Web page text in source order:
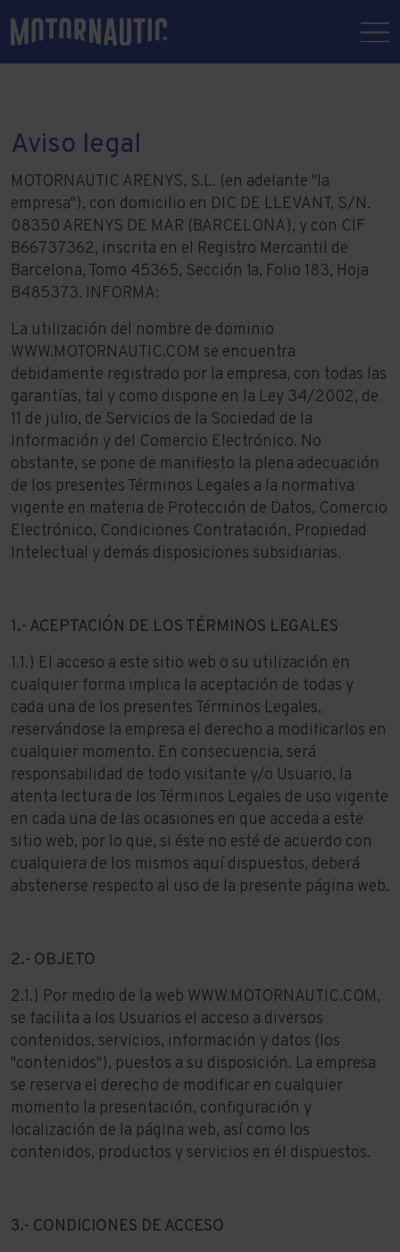
Aviso legal
MOTORNAUTIC ARENYS, S.L. (en adelante "la
empresa"), con domicilio en DIC DE LLEVANT, S/N.
08350 ARENYS DE MAR (BARCELONA), y con CIF
B66737362, inscrita en el Registro Mercantil de
Barcelona, Tomo 45365, Sección 1a, Folio 183, Hoja
B485373. INFORMA:
La utilización del nombre de dominio
WWW.MOTORNAUTIC.COM se encuentra
debidamente registrado por la empresa, con todas las
garantías, tal y como dispone en la Ley 34/2002, de
11 de julio, de Servicios de la Sociedad de la
Información y del Comercio Electrónico. No
obstante, se pone de manifiesto la plena adecuación
de los presentes Términos Legales a la normativa
vigente en materia de Protección de Datos, Comercio
Electrónico, Condiciones Contratación, Propiedad
Intelectual y demás disposiciones subsidiarias.
1.- ACEPTACIÓN DE LOS TÉRMINOS LEGALES
1.1.) El acceso a este sitio web o su utilización en
cualquier forma implica la aceptación de todas y
cada una de los presentes Términos Legales,
reservándose la empresa el derecho a modificarlos en
cualquier momento. En consecuencia, será
responsabilidad de todo visitante y/o Usuario, la
atenta lectura de los Términos Legales de uso vigente
en cada una de las ocasiones en que acceda a este
sitio web, por lo que, si éste no esté de acuerdo con
cualquiera de los mismos aquí dispuestos, deberá
abstenerse respecto al uso de la presente página web.
2.- OBJETO
2.1.) Por medio de la web WWW.MOTORNAUTIC.COM,
se facilita a los Usuarios el acceso a diversos
contenidos, servicios, información y datos (los
"contenidos"), puestos a su disposición. La empresa
se reserva el derecho de modificar en cualquier
momento la presentación, configuración y
localización de la página web, así como los
contenidos, productos y servicios en él dispuestos.
3.- CONDICIONES DE ACCESO